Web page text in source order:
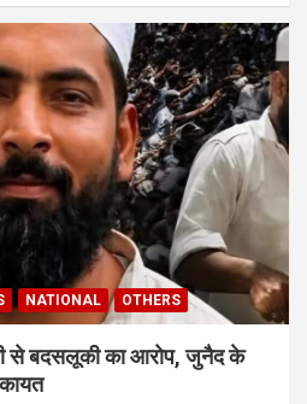
NATIONAL OTHERS
से बदसलूकी का आरोप, जुनैद के